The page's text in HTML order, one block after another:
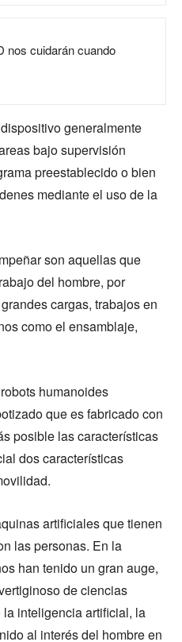
nos cuidarán cuando
generalmente
bajo supervisión
preestablecido o bien
mediante el uso de la
son aquellas que
del hombre, por
cargas, trabajos en
como el ensamblaje,
humanoides
que es fabricado con
posible las características
dos características
artificiales que tienen
las personas. En la
han tenido un gran auge,
de ciencias
inteligencia artificial, la
al interés del hombre en